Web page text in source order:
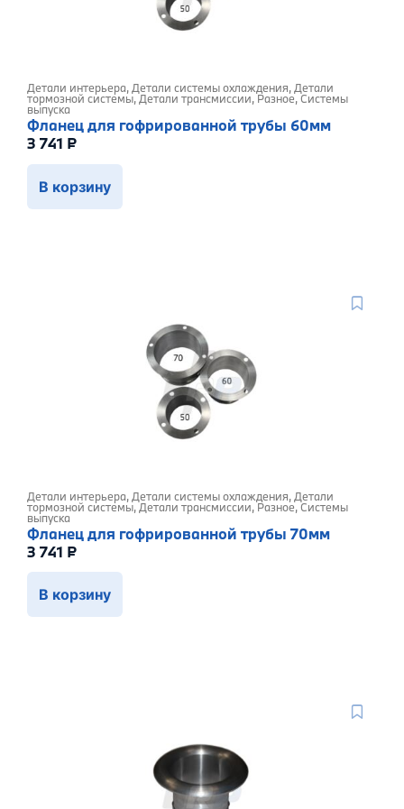
Детали интерьера,Детали системы охлаждения,Детали
тормозной системы,Детали трансмиссии,Разное,Системы
выпуска
Фланец для гофрированной трубы 60мм
3 741 ₽
В корзину
Детали интерьера,Детали системы охлаждения,Детали
тормозной системы,Детали трансмиссии,Разное,Системы
выпуска
Фланец для гофрированной трубы 70мм
3 741 ₽
В корзину